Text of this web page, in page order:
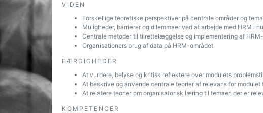
VIDEN
Forskellige teoretiske perspektiver på centrale områder og
Muligheder, barrierer og dilemmaer ved at arbejde med HRM i
Centrale metoder til tilrettelæggelse og implementering af
Organisationers brug af data på HRM-området
FÆRDIGHEDER
At vurdere, belyse og kritisk reflektere over modulets
At beskrive og anvende centrale teorier af relevans for
At relatere teorier om organisatorisk læring til temaer, der er
KOMPETENCER